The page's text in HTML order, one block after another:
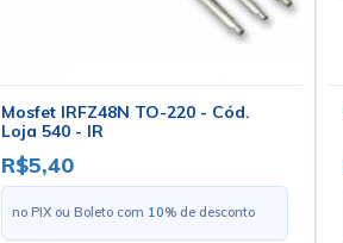
Mosfet IRFZ48N TO-220 - Cód.
Loja 540 - IR
R$5,40
no PIX ou Boleto com 10% de desconto